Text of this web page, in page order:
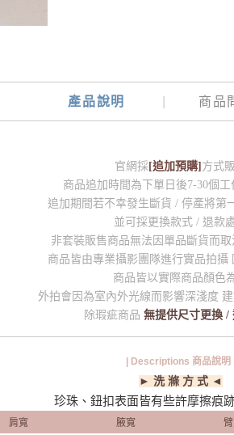
產品說明 商品
官網採 [追加預購] 方式
商品追加時間為下單日後7-30個工
追加期間若不幸發生斷貨 / 停產將第
並可採更換款式 / 退款
非套裝販售商品無法因單品斷貨而
商品皆由專業攝影團隊進行實品拍攝
商品皆以實際商品顏色
外拍會因為室內外光線而影響深淺度
除瑕疵商品 無提供尺寸更換 /
| Descriptions 商品說明 |
► 洗 滌 方 式 ◄
珍珠、鈕扣表面皆有些許摩擦痕
肩寬 腋寬